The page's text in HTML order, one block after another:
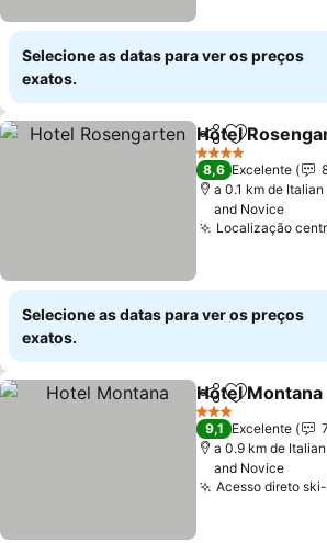
Selecione as datas para ver os preços
exatos.
PartilharAdicionar
Hotel
4 Estrelas
8,6 Excelente
a 0.1 km de
and Novice
Localização
Selecione as datas para ver os preços
exatos.
PartilharAdicionar
Hotel Montana
3 Estrelas
9,1 Excelente
a 0.9 km de
and Novice
Acesso direto